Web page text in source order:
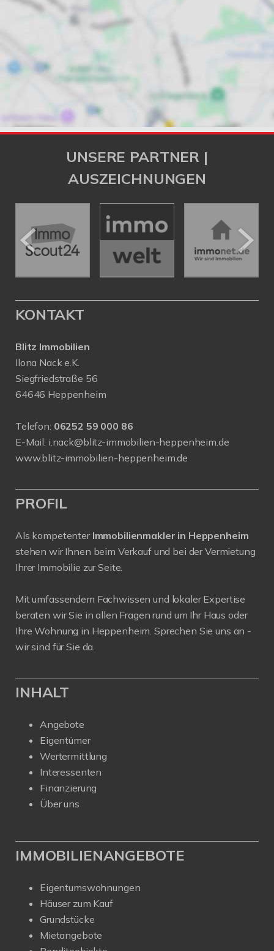
UNSERE PARTNER |
AUSZEICHNUNGEN
KONTAKT
Blitz Immobilien
Ilona Nack e.K.
Siegfriedstraße 56
64646 Heppenheim
Telefon: 06252 59 000 86
E-Mail: i.nack@blitz-immobilien-heppenheim.de
www.blitz-immobilien-heppenheim.de
PROFIL
Als kompetenter Immobilienmakler in Heppenheim
stehen wir Ihnen beim Verkauf und bei der Vermietung
Ihrer Immobilie zur Seite.
Mit umfassendem Fachwissen und lokaler Expertise
beraten wir Sie in allen Fragen rund um Ihr Haus oder
Ihre Wohnung in Heppenheim. Sprechen Sie uns an -
wir sind für Sie da.
INHALT
Angebote
Eigentümer
Wertermittlung
Interessenten
Finanzierung
Über uns
IMMOBILIENANGEBOTE
Eigentumswohnungen
Häuser zum Kauf
Grundstücke
Mietangebote